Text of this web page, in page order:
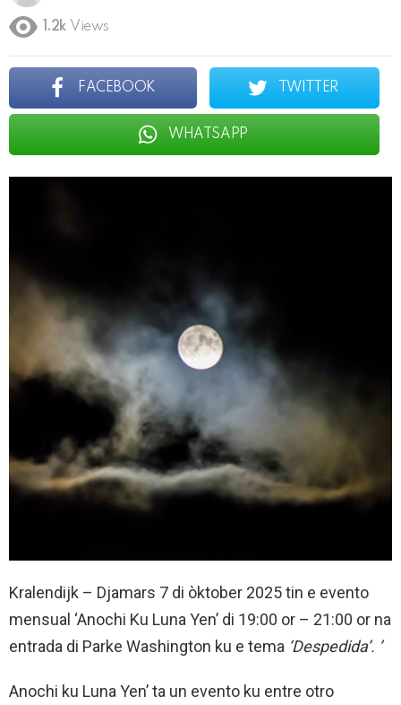
1.2k Views
FACEBOOK TWITTER
WHATSAPP
Kralendijk – Djamars 7 di òktober 2025 tin e evento
mensual ‘Anochi Ku Luna Yen’ di 19:00 or – 21:00 or na
entrada di Parke Washington ku e tema ‘Despedida’. ’
Anochi ku Luna Yen’ ta un evento ku entre otro